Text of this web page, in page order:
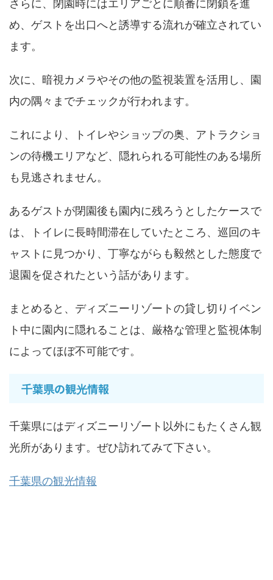
さらに、閉園時にはエリアごとに順番に閉鎖を進
め、ゲストを出口へと誘導する流れが確立されてい
ます。
次に、暗視カメラやその他の監視装置を活用し、園
内の隅々までチェックが行われます。
これにより、トイレやショップの奥、アトラクショ
ンの待機エリアなど、隠れられる可能性のある場所
も見逃されません。
あるゲストが閉園後も園内に残ろうとしたケースで
は、トイレに長時間滞在していたところ、巡回のキ
ャストに見つかり、丁寧ながらも毅然とした態度で
退園を促されたという話があります。
まとめると、ディズニーリゾートの貸し切りイベン
ト中に園内に隠れることは、厳格な管理と監視体制
によってほぼ不可能です。
千葉県の観光情報
千葉県にはディズニーリゾート以外にもたくさん観
光所があります。ぜひ訪れてみて下さい。
千葉県の観光情報